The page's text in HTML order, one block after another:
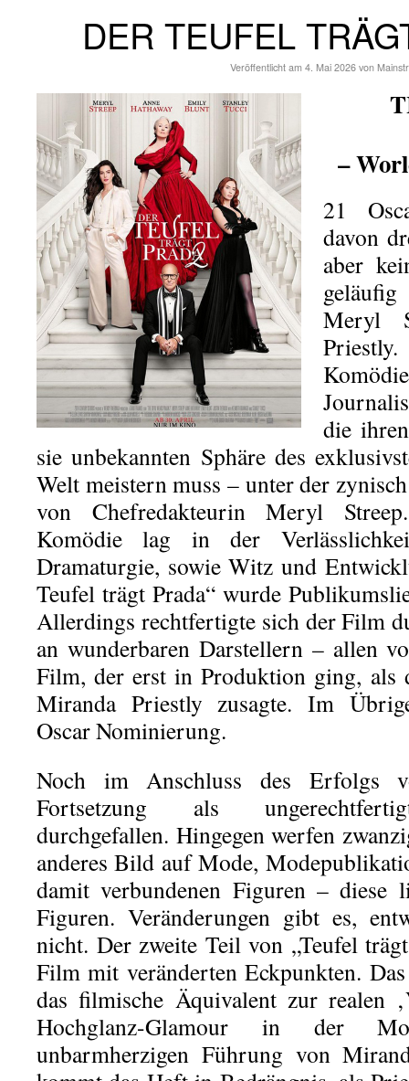
DER TEUFEL
Veröffentlicht am 4. Mai 2026 von
–
21
davon
aber
Meryl
die
sie unbekannten Sphäre des
Welt meistern muss – unter der
von Chefredakteurin Meryl
Komödie lag in der
Dramaturgie, sowie Witz und
Teufel trägt Prada“ wurde
Allerdings rechtfertigte sich der Film
an wunderbaren Darstellern – allen
Film, der erst in Produktion ging, als
Miranda Priestly zusagte. Im
Oscar Nominierung.
Noch im Anschluss des Erfolgs
Fortsetzung als
durchgefallen. Hingegen werfen
anderes Bild auf Mode,
damit verbundenen Figuren – diese
Figuren. Veränderungen gibt es,
nicht. Der zweite Teil von „Teufel
Film mit veränderten Eckpunkten.
das filmische Äquivalent zur realen
Hochglanz-Glamour in der
unbarmherzigen Führung von